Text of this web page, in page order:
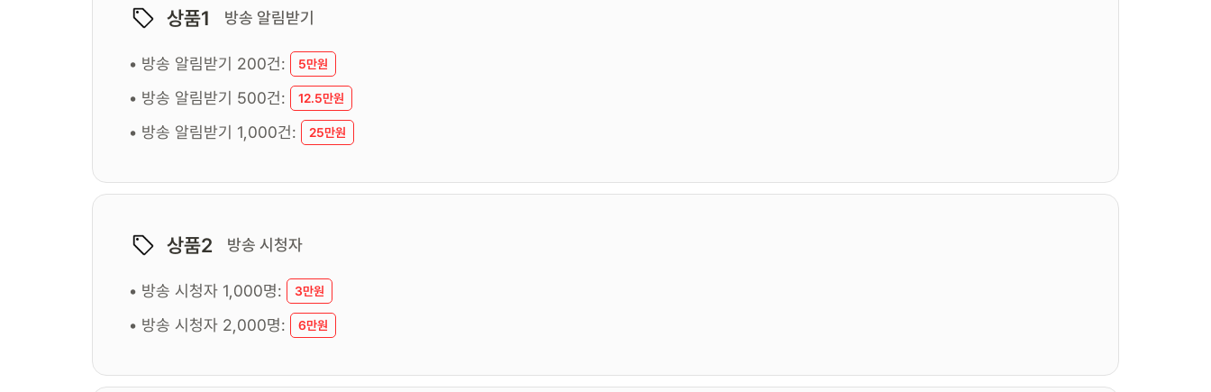
상품1 방송 알림받기
• 방송 알림받기 200건: 5만원
• 방송 알림받기 500건: 12.5만원
• 방송 알림받기 1,000건: 25만원
상품2 방송 시청자
• 방송 시청자 1,000명: 3만원
• 방송 시청자 2,000명: 6만원